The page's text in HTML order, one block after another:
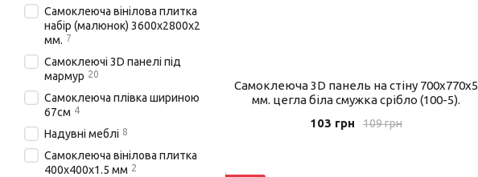
Самоклеюча 3D панель на стіну 700х770х5
мм. цегла біла смужка срібло (100-5).
109 грн
103 грн
Самоклеюча вінілова плитка
набір (малюнок) 3600х2800х2
мм. 7
Самоклеючі 3D панелі під
мармур 20
Самоклеюча плівка шириною
67см 4
Надувні меблі 8
Самоклеюча вінілова плитка
400х400х1.5 мм 2